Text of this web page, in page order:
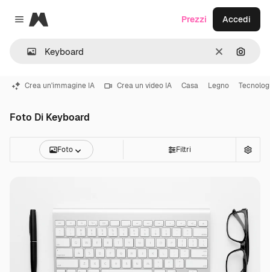
Close menu
Magnific
CancellaCerca
Prezzi Accedi
Crea un'immagine IA Crea un video IA Casa Legno
Foto Di Keyboard
Foto Filtri